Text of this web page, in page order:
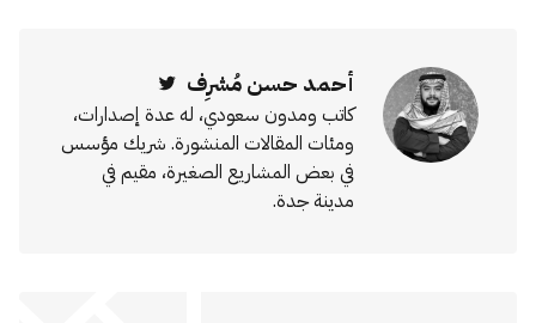
أحمد حسن مُشرِف
كاتب ومدون سعودي، له عدة إصدارات،
ومئات المقالات المنشورة. شريك مؤسس
في بعض المشاريع الصغيرة، مقيم في
مدينة جدة.